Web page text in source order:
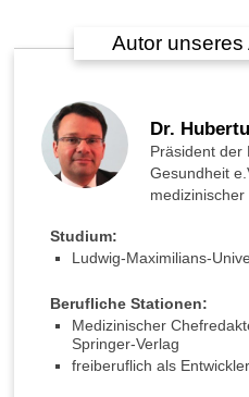
Autor unseres
Dr.
Präsident der
Gesundheit
Studium:
Ludwig-Maximilians-
Berufliche Stationen:
Medizinischer
Springer-Verlag
freiberuflich als
0
%
h
a
b
e
?
a
s
i
s